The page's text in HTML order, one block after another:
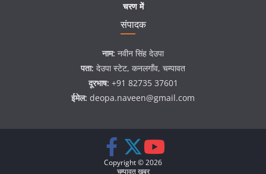
चरण में
संपादक
नाम: नवीन सिंह देउपा
पता: देउपा स्टेट, कनलगाँव, चम्पावत
दूरभाष: +91 82735 37601
ईमेल: deopa.naveen@gmail.com
Copyright © 2026
चम्पावत ख़बर